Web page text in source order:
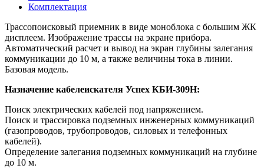
Комплектация
Трассопоисковый приемник в виде моноблока с большим ЖК
дисплеем. Изображение трассы на экране прибора.
Автоматический расчет и вывод на экран глубины залегания
коммуникации до 10 м, а также величины тока в линии.
Базовая модель.
Назначение кабелеискателя Успех КБИ-309Н:
Поиск электрических кабелей под напряжением.
Поиск и трассировка подземных инженерных коммуникаций
(газопроводов, трубопроводов, силовых и телефонных
кабелей).
Определение залегания подземных коммуникаций на глубине
до 10 м.